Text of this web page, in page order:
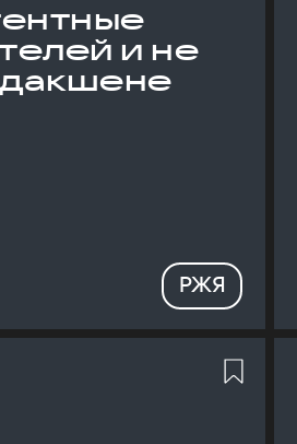
и не
РЖЯ